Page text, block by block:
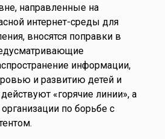
направленные на
интернет-среды для
вносятся поправки в
информации,
и развитию детей и
«горячие линии», а
по борьбе с